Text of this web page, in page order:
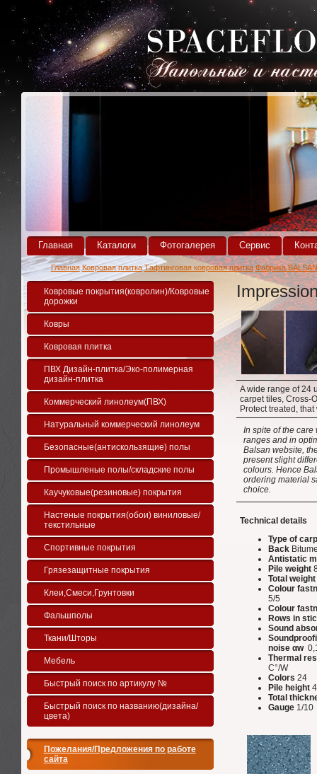
Главная Ковровая плитка Тафтинговая ковровая плитка Фабрика
Главная Каталоги Фотогалерея Сервис
A wide range of 24
carpet tiles, Cross-
Protect treated,
In spite of the
ranges and in
Balsan website,
present slight
colours. Hence
ordering material
choice.
Technical details
Type of
Back
Antistatic
Pile weight
Total weight
Colour
5/5
Colour
Rows in
Sound
noise αw
Thermal
C°/W
Colors 24
Pile height
Total
Gauge1/10
Ковровые покрытия(ковролин)/Ковровые
дорожки
Ковры
Ковровая плитка
ПВХ Дизайн-плитка/Эко-полимерная
дизайн-плитка
Коммерческий линолеум(ПВХ)
Натуральный коммерческий линолеум
Безопасные(антискользящие) полы
Промышленые полы/складские полы
Каучуковые(резиновые) покрытия
Настеные покрытия(обои) виниловые/
текстильные
Спортивные покрытия
Грязезащитные покрытия
Клеи,Смеси,Грунтовки
Фальшполы
Ткани/Шторы
Мебель
Быстрый поиск по артикулу №
Быстрый поиск по названию(дизайна/
цвета)
Пожелания/Предложения по работе
сайта